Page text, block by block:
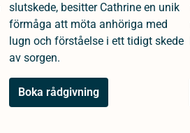
slutskede, besitter Cathrine en unik
förmåga att möta anhöriga med
lugn och förståelse i ett tidigt skede
av sorgen.
Boka rådgivning